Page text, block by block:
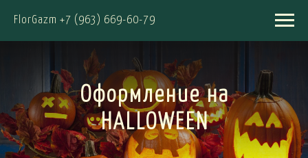
FlorGazm +7 (963) 669-60-79
Оформление на
HALLOWEEN